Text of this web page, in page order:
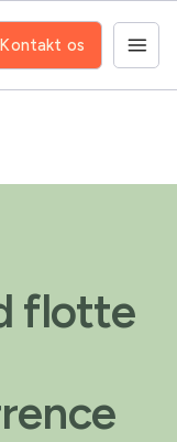
Kontakt os
flotte